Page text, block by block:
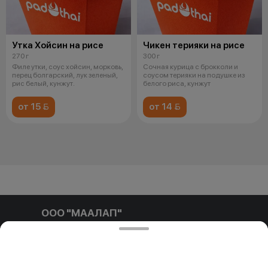
Утка Хойсин на рисе
270 г
Филе утки, соус хойсин, морковь,
перец болгарский, лук зеленый,
рис белый, кунжут.
от 15 
Чикен терияки на рисе
300 г
Сочная курица с брокколи и
соусом терияки на подушке из
белого риса, кунжут
от 14 
ООО "МААЛАП"
ООО "МААЛАП" УНП 791411769 212001, г. Могилев, ул.